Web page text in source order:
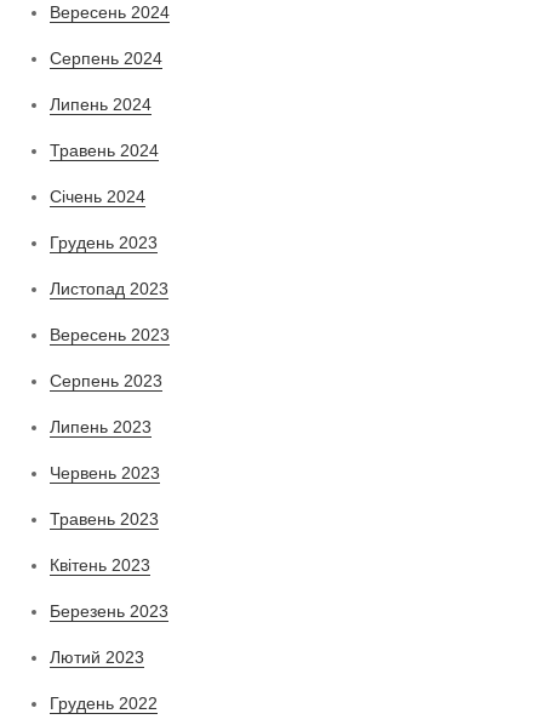
Вересень 2024
Серпень 2024
Липень 2024
Травень 2024
Січень 2024
Грудень 2023
Листопад 2023
Вересень 2023
Серпень 2023
Липень 2023
Червень 2023
Травень 2023
Квітень 2023
Березень 2023
Лютий 2023
Грудень 2022